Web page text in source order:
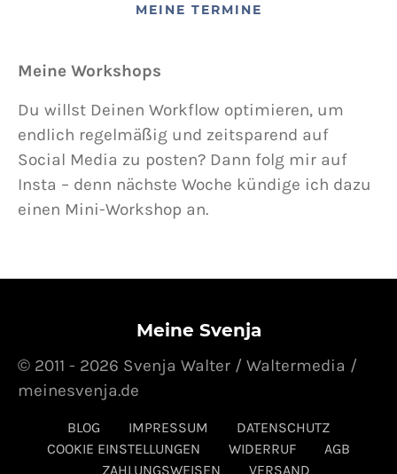
MEINE TERMINE
Meine Workshops
Du willst Deinen Workflow optimieren, um
endlich regelmäßig und zeitsparend auf
Social Media zu posten? Dann folg mir auf
Insta – denn nächste Woche kündige ich dazu
einen Mini-Workshop an.
Meine Svenja
BLOG IMPRESSUM
DATENSCHUTZ
COOKIE EINSTELLUNGEN
WIDERRUF
AGB
ZAHLUNGSWEISEN
VERSAND
© 2011 - 2026 Svenja Walter / Waltermedia /
meinesvenja.de